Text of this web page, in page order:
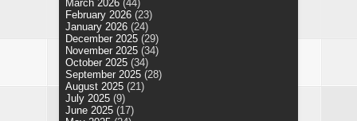
March 2026 (44)
February 2026 (23)
January 2026 (24)
December 2025 (29)
November 2025 (34)
October 2025 (34)
September 2025 (28)
August 2025 (21)
July 2025 (9)
June 2025 (17)